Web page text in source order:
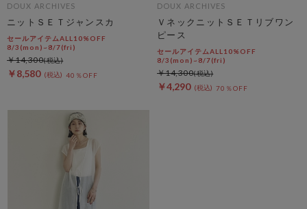
DOUX ARCHIVES
ニットＳＥＴジャンスカ
セールアイテムALL10%OFF
8/3(mon)~8/7(fri)
￥8,580 40％OFF
￥14,300
DOUX ARCHIVES
ＶネックニットＳＥＴリブワン
ピース
セールアイテムALL10%OFF
8/3(mon)~8/7(fri)
￥4,290 70％OFF
￥14,300